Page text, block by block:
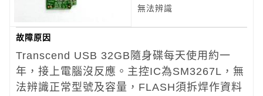
無法辨識
故障原因
Transcend USB 32GB 隨身碟每天使用約一
年，接上電腦沒反應。主控IC為SM3267L，無
法辨識正常型號及容量，FLASH須拆焊作資料